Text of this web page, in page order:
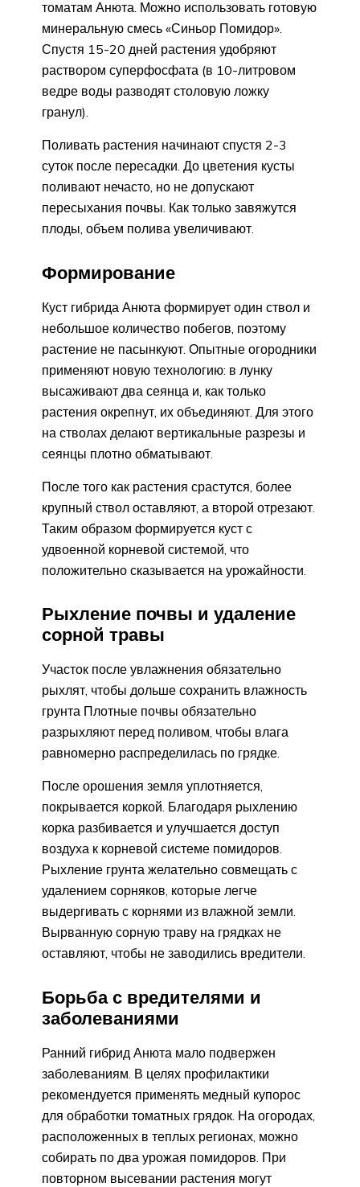
томатам Анюта. Можно использовать готовую
минеральную смесь «Синьор Помидор».
Спустя 15-20 дней растения удобряют
раствором суперфосфата (в 10-литровом
ведре воды разводят столовую ложку
гранул).
Поливать растения начинают спустя 2-3
суток после пересадки. До цветения кусты
поливают нечасто, но не допускают
пересыхания почвы. Как только завяжутся
плоды, объем полива увеличивают.
Формирование
Куст гибрида Анюта формирует один ствол и
небольшое количество побегов, поэтому
растение не пасынкуют. Опытные огородники
применяют новую технологию: в лунку
высаживают два сеянца и, как только
растения окрепнут, их объединяют. Для этого
на стволах делают вертикальные разрезы и
сеянцы плотно обматывают.
После того как растения срастутся, более
крупный ствол оставляют, а второй отрезают.
Таким образом формируется куст с
удвоенной корневой системой, что
положительно сказывается на урожайности.
Рыхление почвы и удаление
сорной травы
Участок после увлажнения обязательно
рыхлят, чтобы дольше сохранить влажность
грунта Плотные почвы обязательно
разрыхляют перед поливом, чтобы влага
равномерно распределилась по грядке.
После орошения земля уплотняется,
покрывается коркой. Благодаря рыхлению
корка разбивается и улучшается доступ
воздуха к корневой системе помидоров.
Рыхление грунта желательно совмещать с
удалением сорняков, которые легче
выдергивать с корнями из влажной земли.
Вырванную сорную траву на грядках не
оставляют, чтобы не заводились вредители.
Борьба с вредителями и
заболеваниями
Ранний гибрид Анюта мало подвержен
заболеваниям. В целях профилактики
рекомендуется применять медный купорос
для обработки томатных грядок. На огородах,
расположенных в теплых регионах, можно
собирать по два урожая помидоров. При
повторном высевании растения могут